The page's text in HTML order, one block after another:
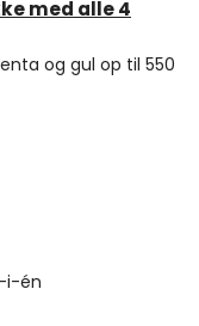
med alle 4
og gul op til 550
i-én